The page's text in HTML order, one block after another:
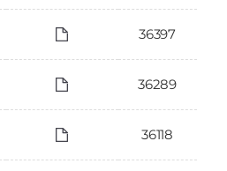
36397
36289
36118